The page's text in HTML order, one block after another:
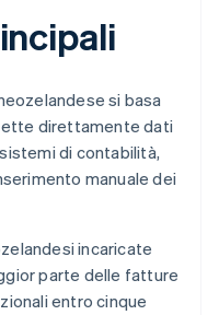
si basa
direttamente dati
di contabilità,
manuale dei
incaricate
parte delle fatture
entro cinque